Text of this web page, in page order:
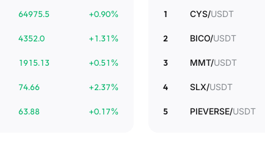
64975.5 +0.90%
4352.0 +1.31%
1915.13 +0.51%
74.66 +2.37%
63.88 +0.17%
1 CYS/USDT
2 BICO/USDT
3 MMT/USDT
4 SLX/USDT
5 PIEVERSE/USDT